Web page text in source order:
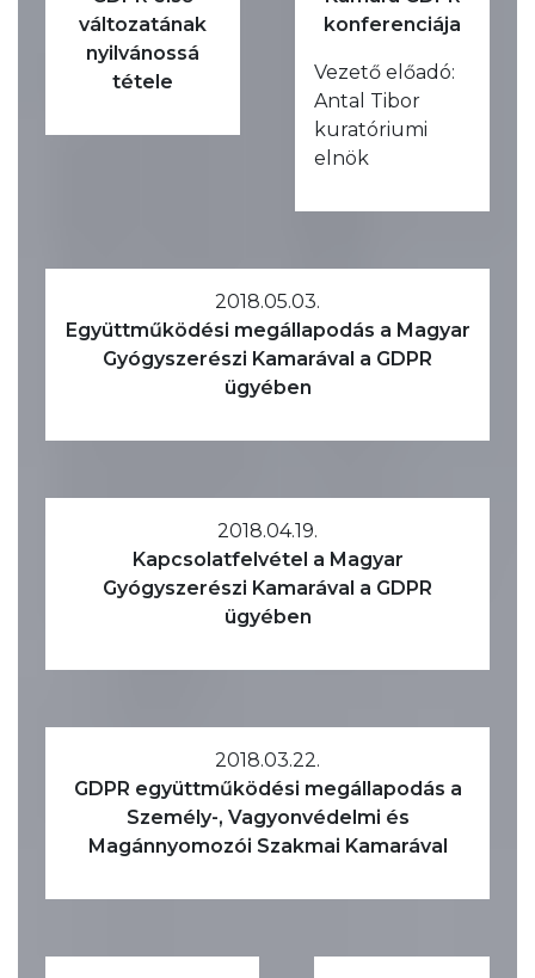
változatának
nyilvánossá
tétele
konferenciája
Vezető előadó:
Antal Tibor
kuratóriumi
elnök
2018.05.03.
Együttműködési megállapodás a Magyar
Gyógyszerészi Kamarával a GDPR
ügyében
2018.04.19.
Kapcsolatfelvétel a Magyar
Gyógyszerészi Kamarával a GDPR
ügyében
2018.03.22.
GDPR együttműködési megállapodás a
Személy-, Vagyonvédelmi és
Magánnyomozói Szakmai Kamarával